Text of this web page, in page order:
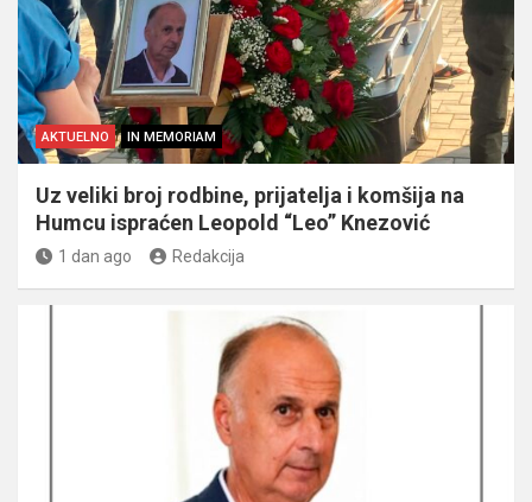
AKTUELNO IN MEMORIAM
Uz veliki broj rodbine, prijatelja i komšija na
Humcu ispraćen Leopold “Leo” Knezović
1 dan ago Redakcija